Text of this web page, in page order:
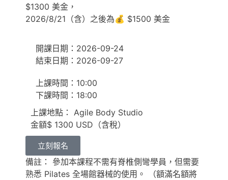
$1300 美金，
2026/8/21（含）之後為💰 $1500 美金
開課日期：2026-09-24
結束日期：2026-09-27
上課時間：10:00
下課時間：18:00
上課地點： Agile Body Studio
金額$ 1300 USD（含稅）
立刻報名
備註： 參加本課程不需有脊椎側彎學員，但需要
熟悉 Pilates 全場館器械的使用。 （額滿名額將